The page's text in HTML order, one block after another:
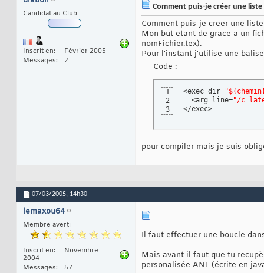
Candidat au Club
Inscrit en
Février 2005
Messages
2
Comment puis-je créer une
Comment puis-je creer une
Mon but etant de grace a un
nomFichier.tex).
Pour l'instant j'utilise une balise
Code :
1
2
3
<exec dir=
  <arg line=
"/c
</exec>
pour compiler mais je suis
07/03/2005, 14h30
lemaxou64
Membre averti
Inscrit en
Novembre
2004
Messages
57
Il faut effectuer une boucle
Mais avant il faut que tu
personalisée ANT (écrite en